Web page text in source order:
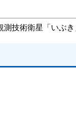
測技術衛星「いぶ